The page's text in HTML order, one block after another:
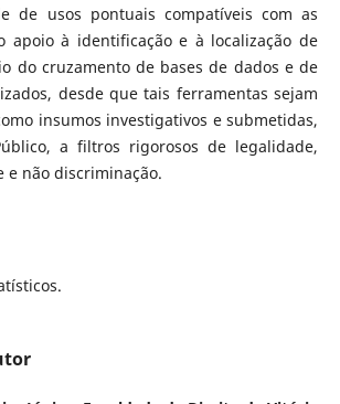
de usos pontuais compatíveis com as
apoio à identificação e à localização de
do cruzamento de bases de dados e de
desde que tais ferramentas sejam
insumos investigativos e submetidas,
a filtros rigorosos de legalidade,
e não discriminação.